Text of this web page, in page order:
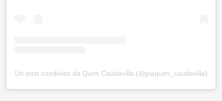
Un post condiviso da Quim Caudevilla (@joaquim_caudevilla)